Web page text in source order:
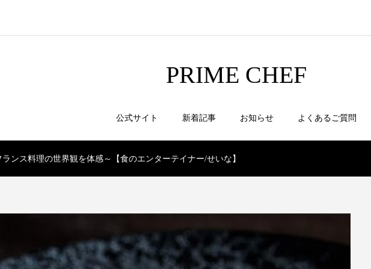
PRIME CHEF
公式サイト 新着記事 お知らせ よくあるご質問
ランス料理の世界観を体感～【食のエンターテイナー/せいな】